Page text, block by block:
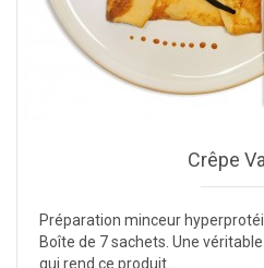
Crêpe
Préparation minceur
Boîte de 7 sachets. Une
qui rend ce produit...